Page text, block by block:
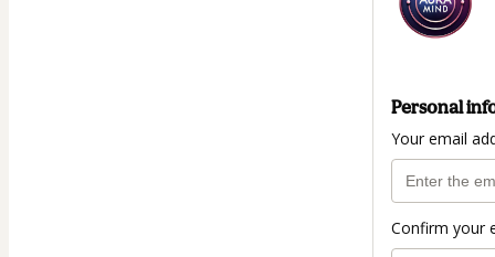
Personal
Your email
Confirm your